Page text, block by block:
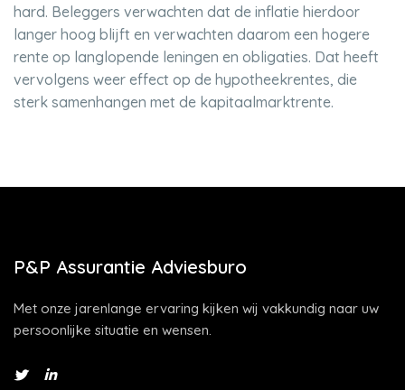
hard. Beleggers verwachten dat de inflatie hierdoor
langer hoog blijft en verwachten daarom een hogere
rente op langlopende leningen en obligaties. Dat heeft
vervolgens weer effect op de hypotheekrentes, die
sterk samenhangen met de kapitaalmarktrente.
P&P Assurantie Adviesburo
Met onze jarenlange ervaring kijken wij vakkundig naar uw
persoonlijke situatie en wensen.